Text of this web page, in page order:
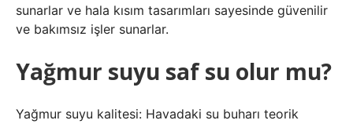
sunarlar ve hala kısım tasarımları sayesinde güvenilir
ve bakımsız işler sunarlar.
Yağmur suyu saf su olur mu?
Yağmur suyu kalitesi: Havadaki su buharı teorik